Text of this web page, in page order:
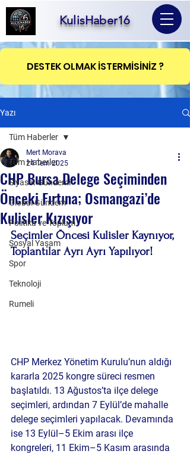
KulisHaber16
DESTEK OLMAK İSTERMİSİNİZ ?
Yazı
Tüm Haberler
Siyaset Gündemi
Global Gündem
Politika ve Toplum
Sosyal Yaşam
Spor
Teknoloji
Rumeli
Tüm Haberler
CHP Bursa Delege Seçiminden
Önceki Fırtına; Osmangazi’de
Kulisler Kızışıyor
Mert Morava
24 Tem 2025
Seçimler Öncesi Kulisler Kaynıyor,
Toplantılar Ayrı Ayrı Yapılıyor!
CHP Merkez Yönetim Kurulu’nun aldığı
kararla 2025 kongre süreci resmen
başlatıldı. 13 Ağustos’ta ilçe delege
seçimleri, ardından 7 Eylül’de mahalle
delege seçimleri yapılacak. Devamında
ise 13 Eylül–5 Ekim arası ilçe
kongreleri, 11 Ekim–5 Kasım arasında